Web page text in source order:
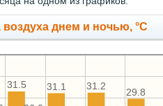
воздуха днем и ночью, °C
29.8
31.2
31.1
31.5